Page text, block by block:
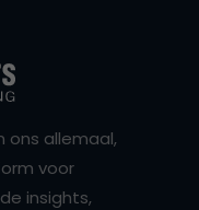
ons allemaal,
voor
insights,